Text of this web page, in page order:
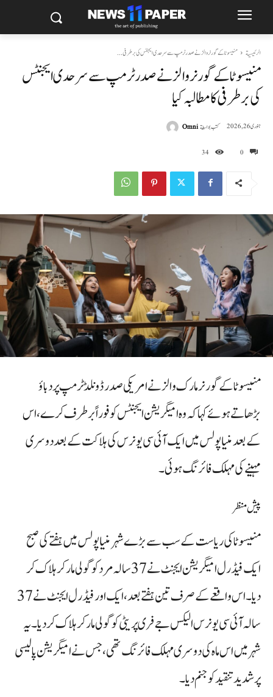
الرئيسية منیسوٹا کے گورنر والز نے صدر ٹرمپ سے سرحدی ایجنٹس کی برطرفی...
منیسوٹا کے گورنر والز نے صدر ٹرمپ سے سرحدی ایجنٹس
کی برطرفی کا مطالبہ کیا
0
34
جنوری 26, 2026 كتب بواسطةOmni
منیسوٹا کے گورنر مارک والز نے امریکی صدر ڈونلڈ ٹرمپ پر دباؤ
بڑھاتے ہوئے کہا کہ وہ امیگریشن ایجنٹس کو فوراً برطرف کرے، اس
کے بعد منیاپولس میں ایک آئی سی یو نرس کی ہلاکت کے بعد دوسری
مہینے کی مہلک فائرنگ ہوئی۔
پیش منظر
منیسوٹا کی ریاست کے سب سے بڑے شہر منیاپولس میں ہفتے کی صبح
ایک فیڈرل امیگریشن ایجنٹ نے 37 سالہ مرد کو گولی مار کر ہلاک کر
دیا۔ اس واقعے کے صرف تین ہفتے بعد، ایک اور فیڈرل ایجنٹ نے 37
سالہ آئی سی یو نرس الیکس جےفری پریٹی کو گولی مار کر ہلاک کر دیا۔ یہ
شہر میں اس ماہ کی دوسری مہلک فائرنگ تھی، جس نے امیگریشن پالیسی
پر شدید تنقید کو جنم دیا۔